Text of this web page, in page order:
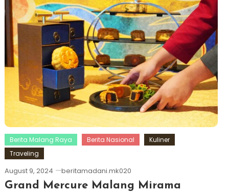
Berita Malang Raya Berita Nasional
Kuliner
Traveling
August 9, 2024 beritamadani.mk020
Grand Mercure Malang Mirama